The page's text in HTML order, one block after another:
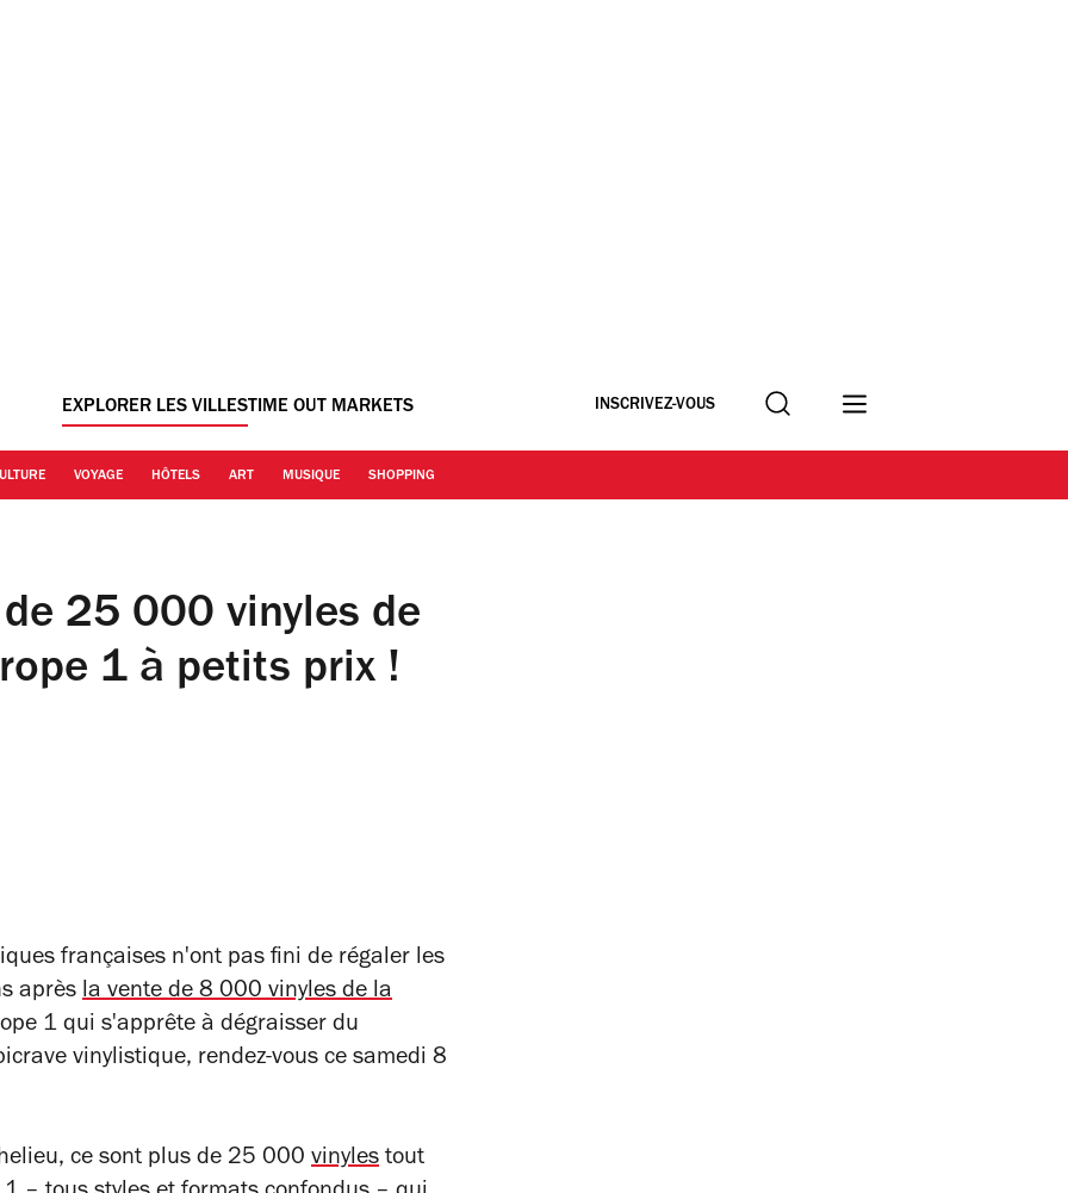
EXPLORER LES VILLESTIME OUT MARKETS INSCRIVEZ-VOUS Recherche
VOYAGE HÔTELS ART MUSIQUE SHOPPING
25 000 vinyles de
1 à petits prix !
françaises n'ont pas fini de régaler les
après la vente de 8 000 vinyles de la
1 qui s'apprête à dégraisser du
vinylistique, rendez-vous ce samedi 8
ce sont plus de 25 000 vinyles tout